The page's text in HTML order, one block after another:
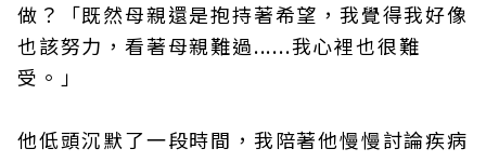
做？「既然母親還是抱持著希望，我覺得我好像
也該努力，看著母親難過......我心裡也很難
受。」
他低頭沉默了一段時間，我陪著他慢慢討論疾病